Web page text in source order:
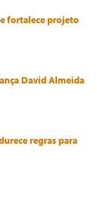
fortalece projeto
David Almeida
regras para